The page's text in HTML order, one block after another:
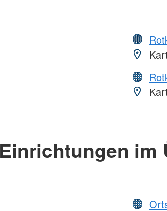
Einrichtungen im